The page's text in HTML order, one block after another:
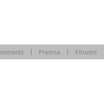
Premsa Fòrums